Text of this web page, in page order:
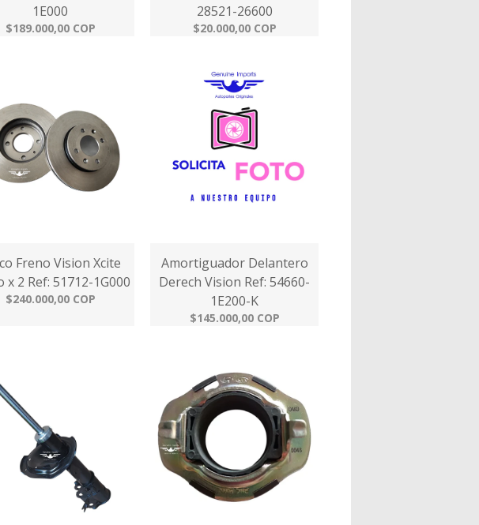
1E000
$189.000,00 COP
28521-26600
$20.000,00 COP
Freno Vision Xcite
x 2 Ref: 51712-1G000
$240.000,00 COP
Amortiguador Delantero
Derech Vision Ref: 54660-
1E200-K
$145.000,00 COP